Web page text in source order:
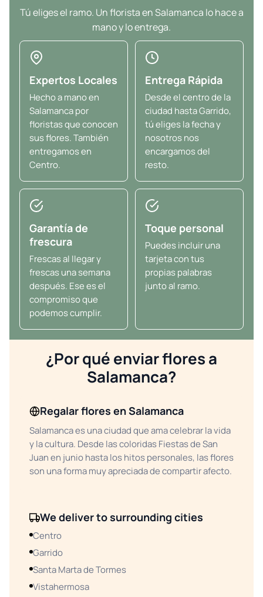
Tú eliges el ramo. Un florista en Salamanca lo hace a
mano y lo entrega.
Expertos Locales
Hecho a mano en
Salamanca por
floristas que conocen
sus flores. También
entregamos en
Centro.
Entrega Rápida
Desde el centro de la
ciudad hasta Garrido,
tú eliges la fecha y
nosotros nos
encargamos del
resto.
Garantía de
frescura
Frescas al llegar y
frescas una semana
después. Ese es el
compromiso que
podemos cumplir.
Toque personal
Puedes incluir una
tarjeta con tus
propias palabras
junto al ramo.
¿Por qué enviar flores a
Salamanca?
Regalar flores en Salamanca
Salamanca es una ciudad que ama celebrar la vida
y la cultura. Desde las coloridas Fiestas de San
Juan en junio hasta los hitos personales, las flores
son una forma muy apreciada de compartir afecto.
We deliver to surrounding cities
Centro
Garrido
Santa Marta de Tormes
Vistahermosa